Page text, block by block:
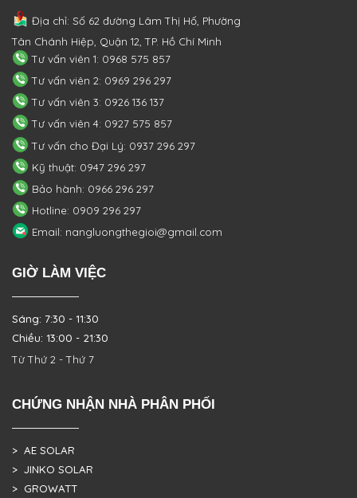
Địa chỉ: Số 62 đường Lâm Thị Hố, Phường
Tân Chánh Hiệp, Quận 12, TP. Hồ Chí Minh
Tư vấn viên 1: 0968 575 857
Tư vấn viên 2: 0969 296 297
Tư vấn viên 3: 0926 136 137
Tư vấn viên 4: 0927 575 857
Tư vấn cho Đại Lý: 0937 296 297
Kỹ thuật: 0947 296 297
Bảo hành: 0966 296 297
Hotline: 0909 296 297
Email: nangluongthegioi@gmail.com
GIỜ LÀM VIỆC
Sáng: 7:30 - 11:30
Chiều: 13:00 - 21:30
Từ Thứ 2 - Thứ 7
CHỨNG NHẬN NHÀ PHÂN PHỐI
> AE SOLAR
> JINKO SOLAR
> GROWATT